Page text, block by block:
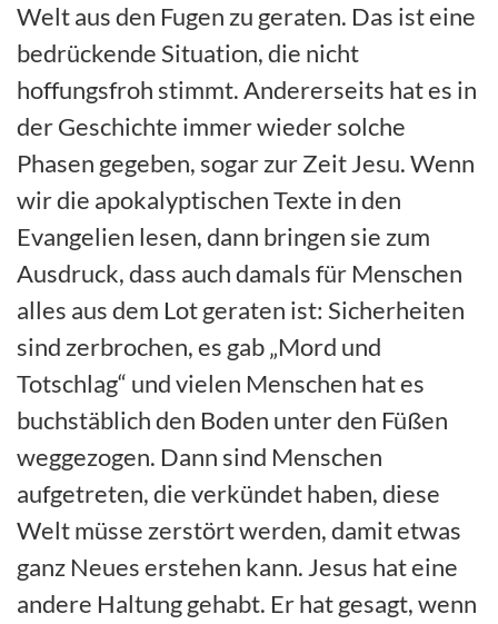
Welt aus den Fugen zu geraten. Das ist eine
bedrückende Situation, die nicht
hoffungsfroh stimmt. Andererseits hat es in
der Geschichte immer wieder solche
Phasen gegeben, sogar zur Zeit Jesu. Wenn
wir die apokalyptischen Texte in den
Evangelien lesen, dann bringen sie zum
Ausdruck, dass auch damals für Menschen
alles aus dem Lot geraten ist: Sicherheiten
sind zerbrochen, es gab „Mord und
Totschlag“ und vielen Menschen hat es
buchstäblich den Boden unter den Füßen
weggezogen. Dann sind Menschen
aufgetreten, die verkündet haben, diese
Welt müsse zerstört werden, damit etwas
ganz Neues erstehen kann. Jesus hat eine
andere Haltung gehabt. Er hat gesagt, wenn